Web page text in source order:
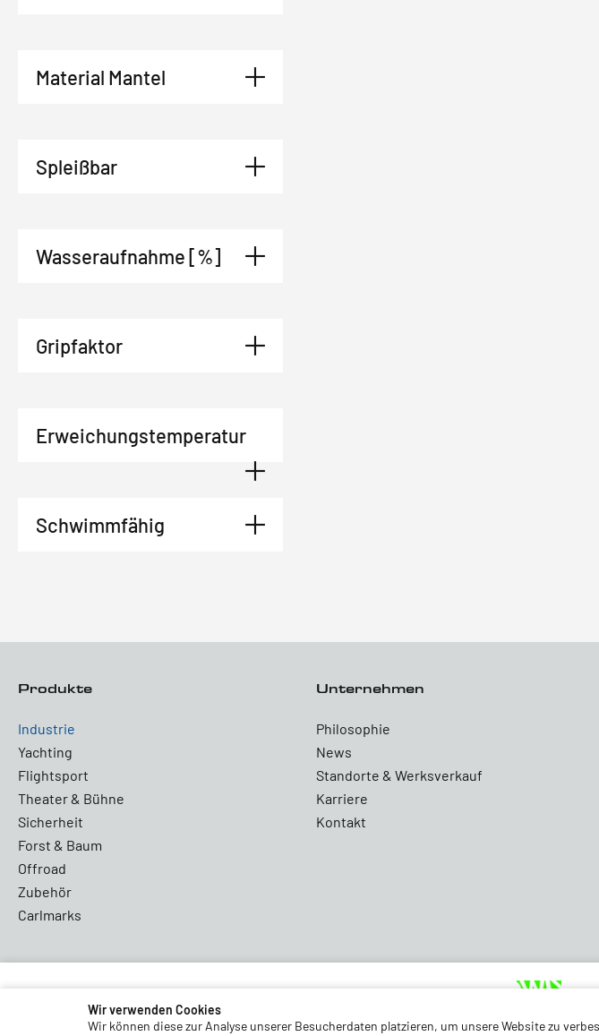
Material Mantel
Spleißbar
Wasseraufnahme [%]
Gripfaktor
Erweichungstemperatur
Schwimmfähig
Produkte
Industrie
Yachting
Flightsport
Theater & Bühne
Sicherheit
Forst & Baum
Offroad
Zubehör
Carlmarks
Unternehmen
Philosophie
News
Standorte & Werksverkauf
Karriere
Kontakt
Partners and Associations
Wir verwenden Cookies
Wir können diese zur Analyse unserer Besucherdaten platzieren, um unsere Website zu